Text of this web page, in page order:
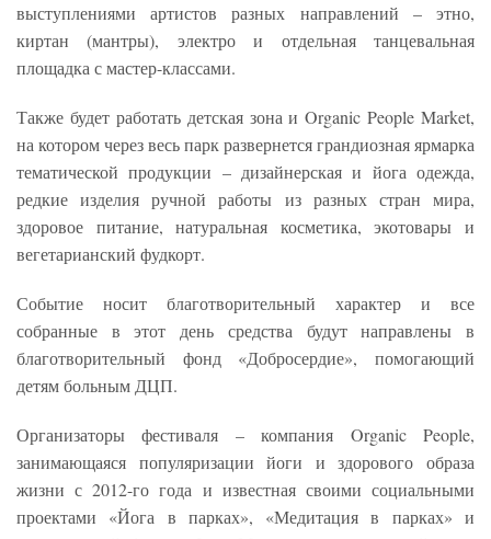
выступлениями артистов разных направлений – этно,
киртан (мантры), электро и отдельная танцевальная
площадка с мастер-классами.
Также будет работать детская зона и Organic People Market,
на котором через весь парк развернется грандиозная ярмарка
тематической продукции – дизайнерская и йога одежда,
редкие изделия ручной работы из разных стран мира,
здоровое питание, натуральная косметика, экотовары и
вегетарианский фудкорт.
Событие носит благотворительный характер и все
собранные в этот день средства будут направлены в
благотворительный фонд «Добросердие», помогающий
детям больным ДЦП.
Организаторы фестиваля – компания Organic People,
занимающаяся популяризации йоги и здорового образа
жизни с 2012-го года и известная своими социальными
проектами «Йога в парках», «Медитация в парках» и